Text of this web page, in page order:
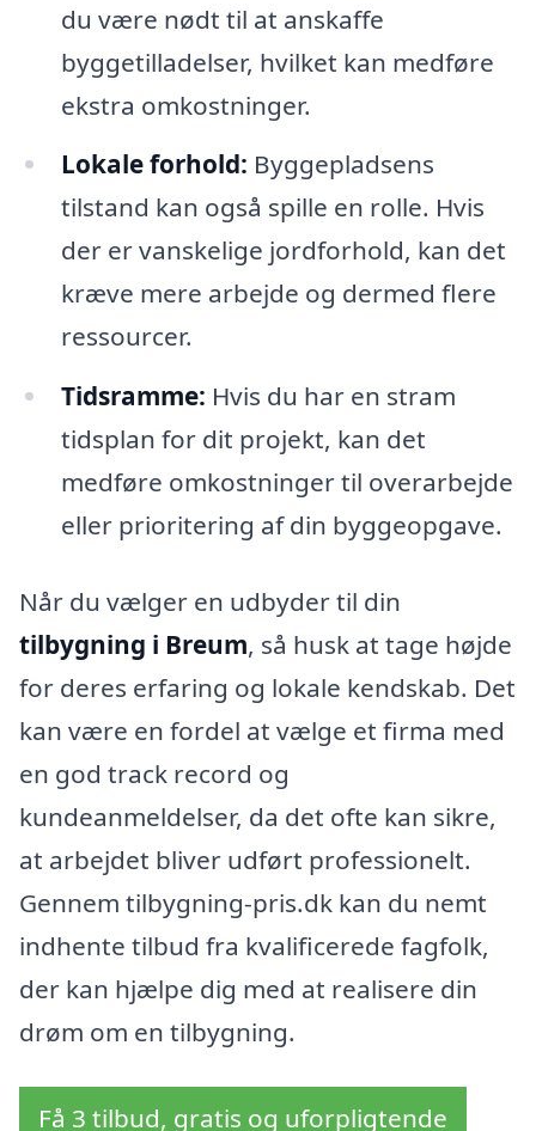
du være nødt til at anskaffe
byggetilladelser, hvilket kan medføre
ekstra omkostninger.
Lokale forhold: Byggepladsens
tilstand kan også spille en rolle. Hvis
der er vanskelige jordforhold, kan det
kræve mere arbejde og dermed flere
ressourcer.
Tidsramme: Hvis du har en stram
tidsplan for dit projekt, kan det
medføre omkostninger til overarbejde
eller prioritering af din byggeopgave.
Når du vælger en udbyder til din
tilbygning i Breum, så husk at tage højde
for deres erfaring og lokale kendskab. Det
kan være en fordel at vælge et firma med
en god track record og
kundeanmeldelser, da det ofte kan sikre,
at arbejdet bliver udført professionelt.
Gennem tilbygning-pris.dk kan du nemt
indhente tilbud fra kvalificerede fagfolk,
der kan hjælpe dig med at realisere din
drøm om en tilbygning.
Få 3 tilbud, gratis og uforpligtende